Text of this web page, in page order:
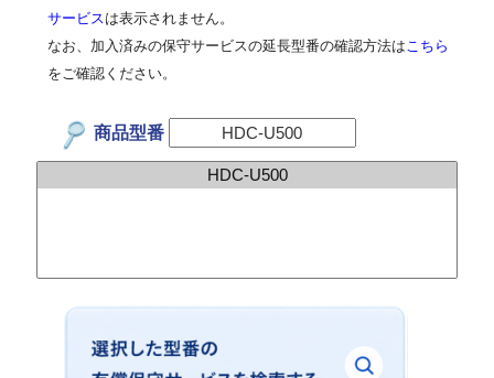
サービス は表示されません。
なお、加入済みの保守サービスの延長型番の確認方法は こちら
をご確認ください。
商品型番